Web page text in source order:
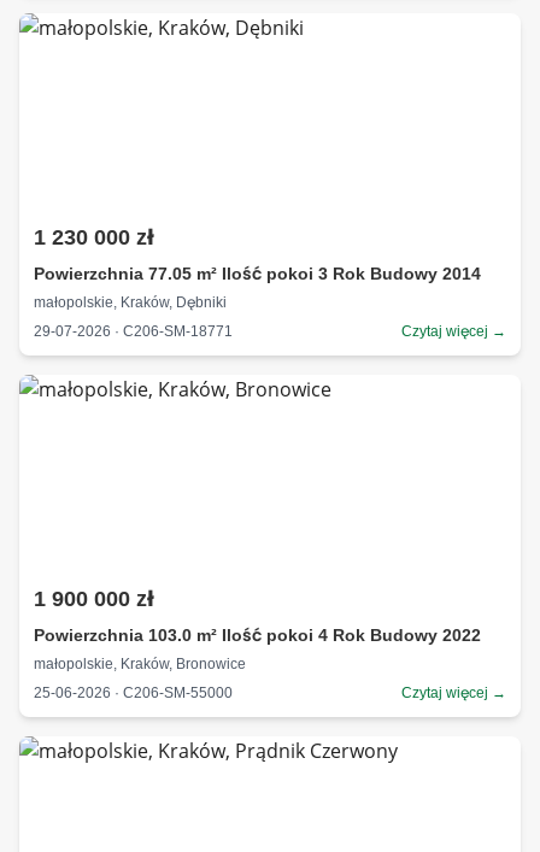
1 230 000 zł
Powierzchnia 77.05 m² Ilość pokoi 3 Rok Budowy 2014
małopolskie, Kraków, Dębniki
29-07-2026 · C206-SM-18771
Czytaj więcej →
1 900 000 zł
Powierzchnia 103.0 m² Ilość pokoi 4 Rok Budowy 2022
małopolskie, Kraków, Bronowice
25-06-2026 · C206-SM-55000
Czytaj więcej →